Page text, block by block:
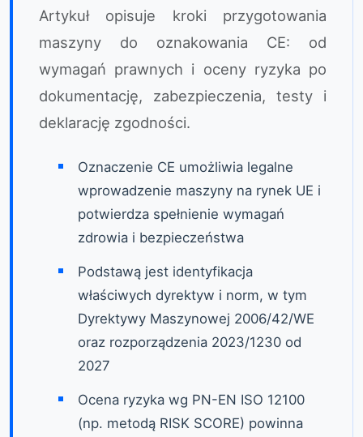
Artykuł opisuje kroki przygotowania
maszyny do oznakowania CE: od
wymagań prawnych i oceny ryzyka po
dokumentację, zabezpieczenia, testy i
deklarację zgodności.
Oznaczenie CE umożliwia legalne
wprowadzenie maszyny na rynek UE i
potwierdza spełnienie wymagań
zdrowia i bezpieczeństwa
Podstawą jest identyfikacja
właściwych dyrektyw i norm, w tym
Dyrektywy Maszynowej 2006/42/WE
oraz rozporządzenia 2023/1230 od
2027
Ocena ryzyka wg PN-EN ISO 12100
(np. metodą RISK SCORE) powinna